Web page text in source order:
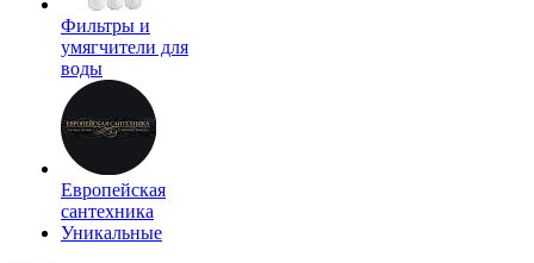
Фильтры и
умягчители для
воды
Европейская
сантехника
Уникальные